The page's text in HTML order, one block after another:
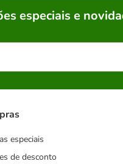
especiais e
especiais
de desconto